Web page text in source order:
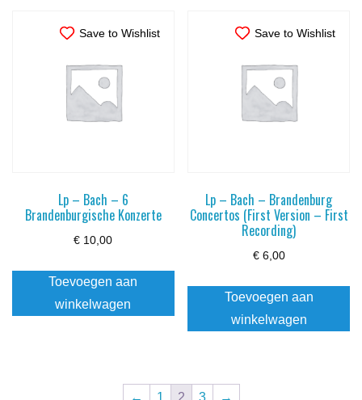
Save to Wishlist
Lp – Bach – 6
Brandenburgische Konzerte
€ 10,00
Toevoegen aan
winkelwagen
Save to Wishlist
Lp – Bach – Brandenburg
Concertos (First Version – First
Recording)
€6,00
Toevoegen aan
winkelwagen
← 1 2 3 →